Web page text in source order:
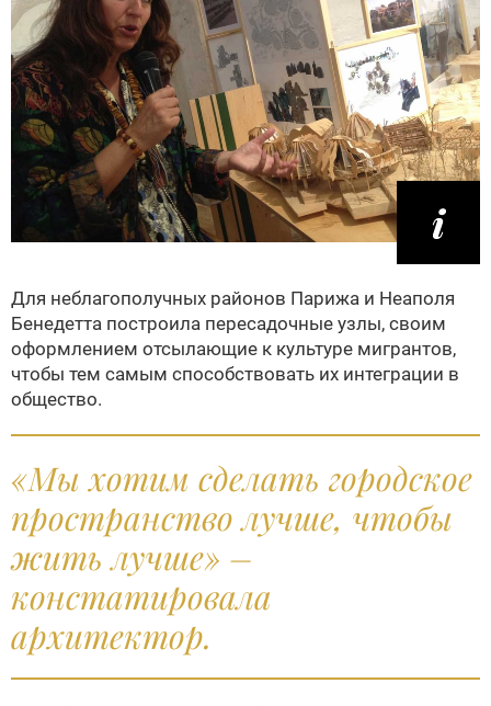
Для неблагополучных районов Парижа и Неаполя
Бенедетта построила пересадочные узлы, своим
оформлением отсылающие к культуре мигрантов,
чтобы тем самым способствовать их интеграции в
общество.
«Мы хотим сделать городское
пространство лучше, чтобы
жить лучше» –
констатировала
архитектор.